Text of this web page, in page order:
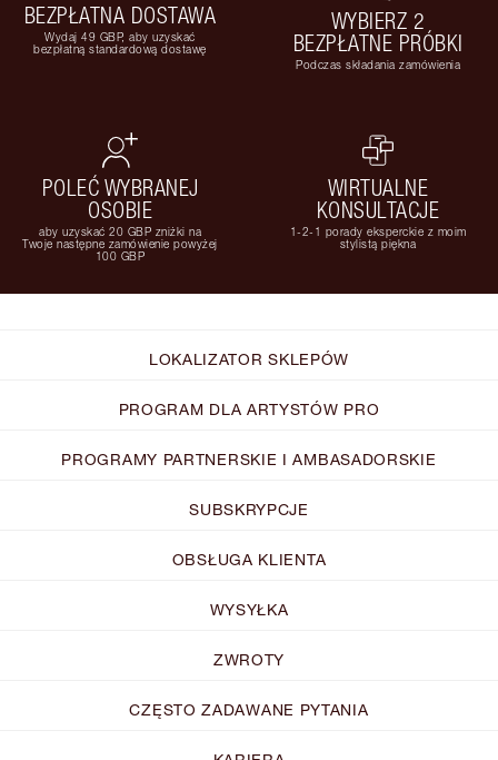
BEZPŁATNA DOSTAWA
Wydaj 49 GBP, aby uzyskać
bezpłatną standardową dostawę
WYBIERZ 2
BEZPŁATNE PRÓBKI
Podczas składania zamówienia
POLEĆ WYBRANEJ
OSOBIE
aby uzyskać 20 GBP zniżki na
Twoje następne zamówienie powyżej
100 GBP
WIRTUALNE
KONSULTACJE
1-2-1 porady eksperckie z moim
stylistą piękna
LOKALIZATOR SKLEPÓW
PROGRAM DLA ARTYSTÓW PRO
PROGRAMY PARTNERSKIE I AMBASADORSKIE
SUBSKRYPCJE
OBSŁUGA KLIENTA
WYSYŁKA
ZWROTY
CZĘSTO ZADAWANE PYTANIA